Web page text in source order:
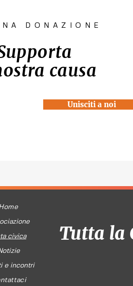
DONAZIONE
causa
Unisciti a noi
civica
e incontri
Tutta la